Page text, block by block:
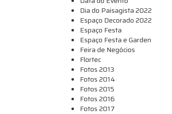
Dia do Paisagista 2022
Espaço Decorado 2022
Espaço Festa
Espaço Festa e Garden
Feira de Negócios
Flortec
Fotos 2013
Fotos 2014
Fotos 2015
Fotos 2016
Fotos 2017